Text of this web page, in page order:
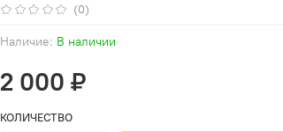
(0)
Наличие: В наличии
2 000 ₽
КОЛИЧЕСТВО